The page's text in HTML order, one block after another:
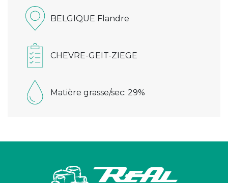
BELGIQUE Flandre
CHEVRE-GEIT-ZIEGE
Matière grasse/sec: 29%